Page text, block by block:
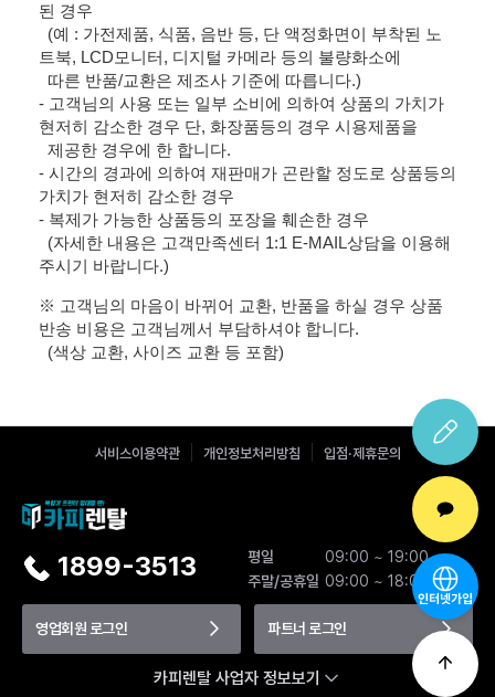
된 경우
(예 : 가전제품, 식품, 음반 등, 단 액정화면이 부착된 노
트북, LCD모니터, 디지털 카메라 등의 불량화소에
따른 반품/교환은 제조사 기준에 따릅니다.)
- 고객님의 사용 또는 일부 소비에 의하여 상품의 가치가
현저히 감소한 경우 단, 화장품등의 경우 시용제품을
제공한 경우에 한 합니다.
- 시간의 경과에 의하여 재판매가 곤란할 정도로 상품등의
가치가 현저히 감소한 경우
- 복제가 가능한 상품등의 포장을 훼손한 경우
(자세한 내용은 고객만족센터 1:1 E-MAIL상담을 이용해
주시기 바랍니다.)
※ 고객님의 마음이 바뀌어 교환, 반품을 하실 경우 상품
반송 비용은 고객님께서 부담하셔야 합니다.
(색상 교환, 사이즈 교환 등 포함)
서비스이용약관 개인정보처리방침 입점·제휴문의
1899-3513 평일
09:00 ~ 19:00
주말/공휴일 09:00 ~ 18:00
영업회원 로그인 파트너 로그인
카피렌탈 사업자 정보보기
인터넷가입